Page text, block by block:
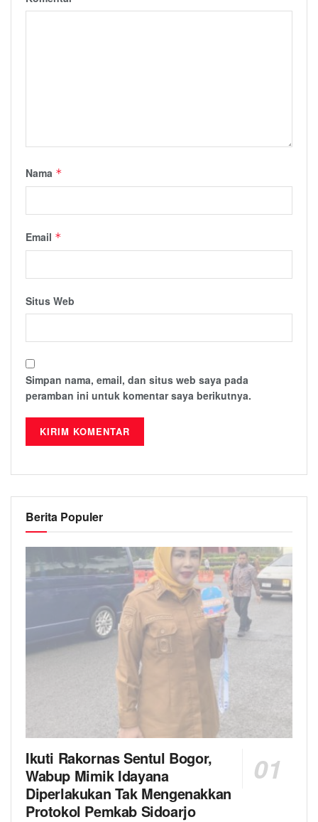
Nama *
Email *
Situs Web
Simpan nama, email, dan situs web saya pada
peramban ini untuk komentar saya berikutnya.
Berita Populer
Ikuti Rakornas Sentul Bogor,
Wabup Mimik Idayana
Diperlakukan Tak Mengenakkan
Protokol Pemkab Sidoarjo